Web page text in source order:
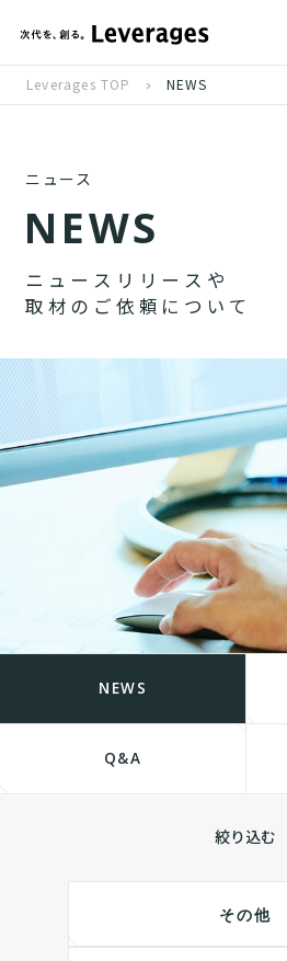
Leverages TOP NEWS
ニュース
NEWS
ニ ュ ー ス リ リ ー ス や
取 材 の ご 依 頼 に つ い て
NEWS
Q&A
絞り込む
その他